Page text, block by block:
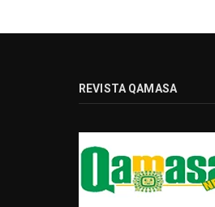
REVISTA QAMASA